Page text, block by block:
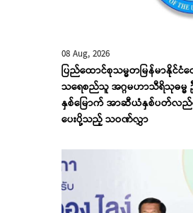
08 Aug, 2026
ပြည်ထောင်စုသမ္မတမြန်မာနိုင်
သရေစည်သူ အဂ္ဂမဟာသီရိသုဓမ္မ
နှစ်မြောက် အာဆီယံနှစ်ပတ်လည်
ပေးပို့သည့် သဝဏ်လွှာ